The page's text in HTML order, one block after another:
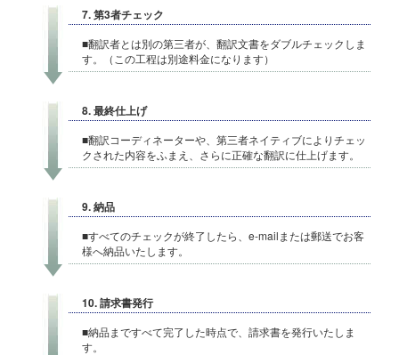
7. 第3者チェック
■翻訳者とは別の第三者が、翻訳文書をダブルチェックしま
す。（この工程は別途料金になります）
8. 最終仕上げ
■翻訳コーディネーターや、第三者ネイティブによりチェッ
クされた内容をふまえ、さらに正確な翻訳に仕上げます。
9. 納品
■すべてのチェックが終了したら、e-mailまたは郵送でお客
様へ納品いたします。
10. 請求書発行
■納品まですべて完了した時点で、請求書を発行いたしま
す。